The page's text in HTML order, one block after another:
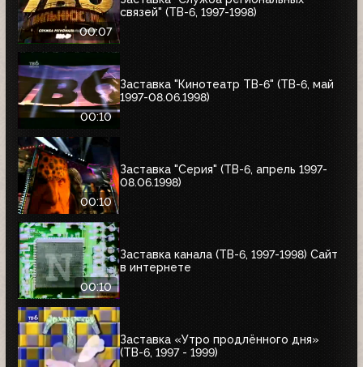
00:07
связей" (ТВ-6, 1997-1998)
00:10
Заставка "Кинотеатр ТВ-6" (ТВ-6, май
1997-08.06.1998)
00:10
Заставка "Серия" (ТВ-6, апрель 1997-
08.06.1998)
00:10
Заставка канала (ТВ-6, 1997-1998) Сайт
в интернете
Заставка «Утро продлённого дня»
(ТВ-6, 1997 - 1999)